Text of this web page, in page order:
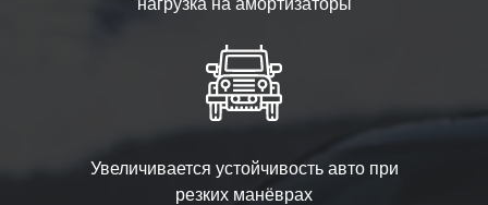
Увеличивается устойчивость авто при
резких манёврах